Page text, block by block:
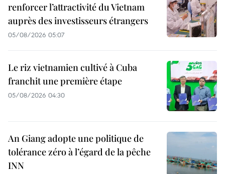
renforcer l’attractivité du Vietnam
auprès des investisseurs étrangers
05/08/2026 05:07
Le riz vietnamien cultivé à Cuba
franchit une première étape
05/08/2026 04:30
An Giang adopte une politique de
tolérance zéro à l’égard de la pêche
INN